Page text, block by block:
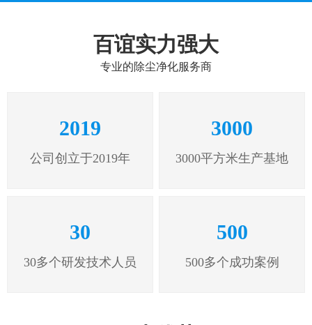
百谊实力强大
专业的除尘净化服务商
2019
公司创立于2019年
3000
3000平方米生产基地
30
30多个研发技术人员
500
500多个成功案例